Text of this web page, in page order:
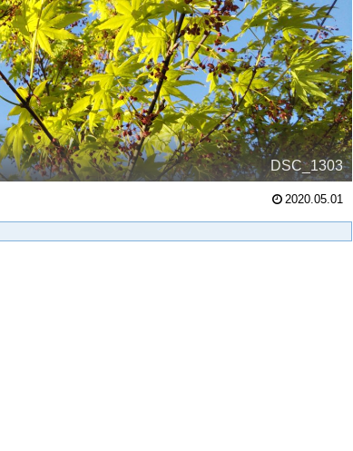
DSC_1303
2020.05.01